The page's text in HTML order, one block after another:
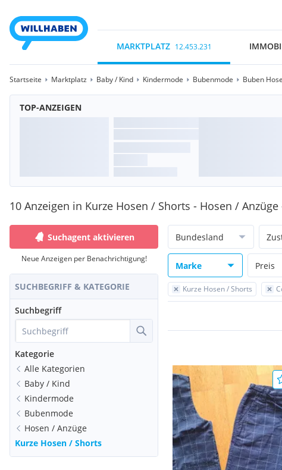
MARKTPLATZ 12.453.231
Startseite Marktplatz Baby / Kind Kindermode Bubenmode Buben
TOP-ANZEIGEN
10 Anzeigen in Kurze Hosen / Shorts - Hosen /
Suchagent aktivieren
Neue Anzeigen per Benachrichtigung!
SUCHBEGRIFF & KATEGORIE
Suchbegriff
Kategorie
Alle Kategorien
Baby / Kind
Kindermode
Bubenmode
Hosen / Anzüge
Kurze Hosen / Shorts
Bundesland
Marke Preis
Kurze Hosen / Shorts